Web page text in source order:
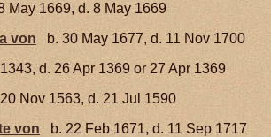
May 1669, d. 8 May 1669
von
b. 30 May 1677, d. 11 Nov 1700
d. 26 Apr 1369 or 27 Apr 1369
Nov 1563, d. 21 Jul 1590
von
b. 22 Feb 1671, d. 11 Sep 1717